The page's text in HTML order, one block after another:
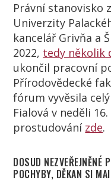
Právní stanovisko
Univerzity
kancelář Grivňa a
2022, tedy několik
ukončil pracovní
Přírodovědecké
fórum vyvěsila
Fialová v neděli
prostudování zde.
DOSUD NEZVEŘEJNĚNÉ
POCHYBY, DĚKAN SI